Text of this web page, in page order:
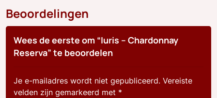
Beoordelingen
Wees de eerste om “Iuris – Chardonnay
Reserva” te beoordelen
Je e-mailadres wordt niet gepubliceerd. Vereiste
velden zijn gemarkeerd met *